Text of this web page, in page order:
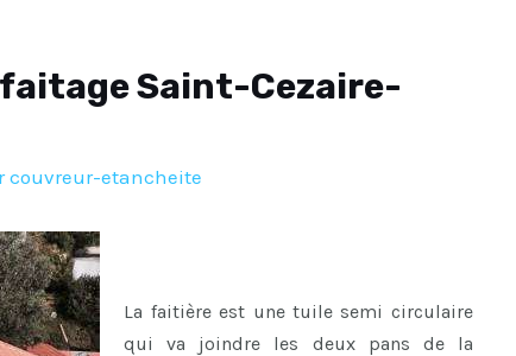
Saint-Cezaire-
couvreur-etancheite
La faitière est une tuile semi circulaire
qui va joindre les deux pans de la